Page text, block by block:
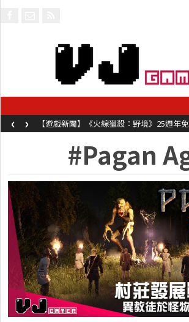
【遊戲新聞】《火線獵殺：野境》25週年
容同時系舊作限時超平價折扣
‹ ›
#Pagan